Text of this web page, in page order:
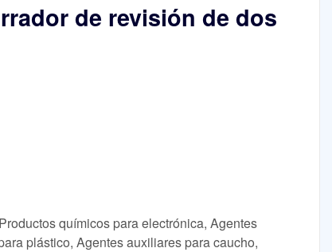
de revisión de dos
químicos para electrónica, Agentes
plástico, Agentes auxiliares para caucho,